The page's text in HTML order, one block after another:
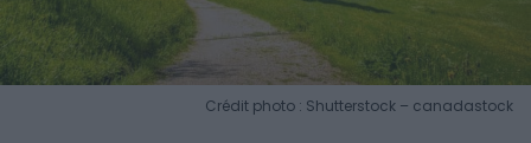
Crédit photo : Shutterstock – canadastock